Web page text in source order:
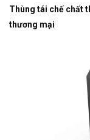
Thùng tái chế chất
thương mại